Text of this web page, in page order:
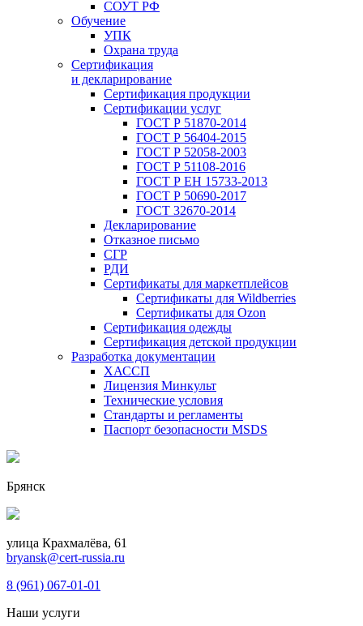
СОУТ РФ
Обучение
УПК
Охрана труда
Сертификация
и декларирование
Сертификация продукции
Сертификации услуг
ГОСТ Р 51870-2014
ГОСТ Р 56404-2015
ГОСТ Р 52058-2003
ГОСТ Р 51108-2016
ГОСТ Р ЕН 15733-2013
ГОСТ Р 50690-2017
ГОСТ 32670-2014
Декларирование
Отказное письмо
СГР
РДИ
Сертификаты для маркетплейсов
Сертификаты для Wildberries
Сертификаты для Ozon
Сертификация одежды
Сертификация детской продукции
Разработка документации
ХАССП
Лицензия Минкульт
Технические условия
Стандарты и регламенты
Паспорт безопасности MSDS
Брянск
улица Крахмалёва, 61
bryansk@cert-russia.ru
8 (961) 067-01-01
Наши услуги